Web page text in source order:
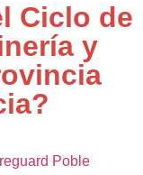
Ciclo de
y
Poble